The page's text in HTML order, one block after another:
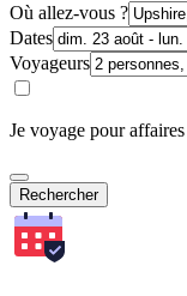
Où allez-vous ?
Dates
Voyageurs
Je voyage pour affaires
Rechercher